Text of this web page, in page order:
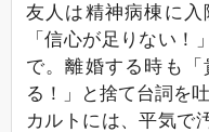
友人は精神病棟に
「信心が足りない
で。離婚する時も
る！」と捨て台詞を
カルトには、平気で